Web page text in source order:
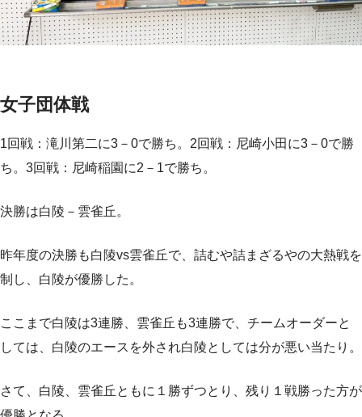
女子団体戦
1回戦：滝川第二に3－0で勝ち。2回戦：尼崎小田に3－0で勝
ち。3回戦：尼崎稲園に2－1で勝ち。
決勝は白陵－雲雀丘。
昨年度の決勝も白陵vs雲雀丘で、詰むや詰まざるやの大熱戦を
制し、白陵が優勝した。
ここまで白陵は3連勝、雲雀丘も3連勝で、チームオーダーと
しては、白陵のエースを外され白陵としては分が悪い当たり。
さて、白陵、雲雀丘ともに１勝ずつとり、残り１戦勝った方が